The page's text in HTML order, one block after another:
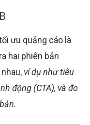
ưu quảng cáo là
hai phiên bản
ví dụ như tiêu
động (CTA), và đo